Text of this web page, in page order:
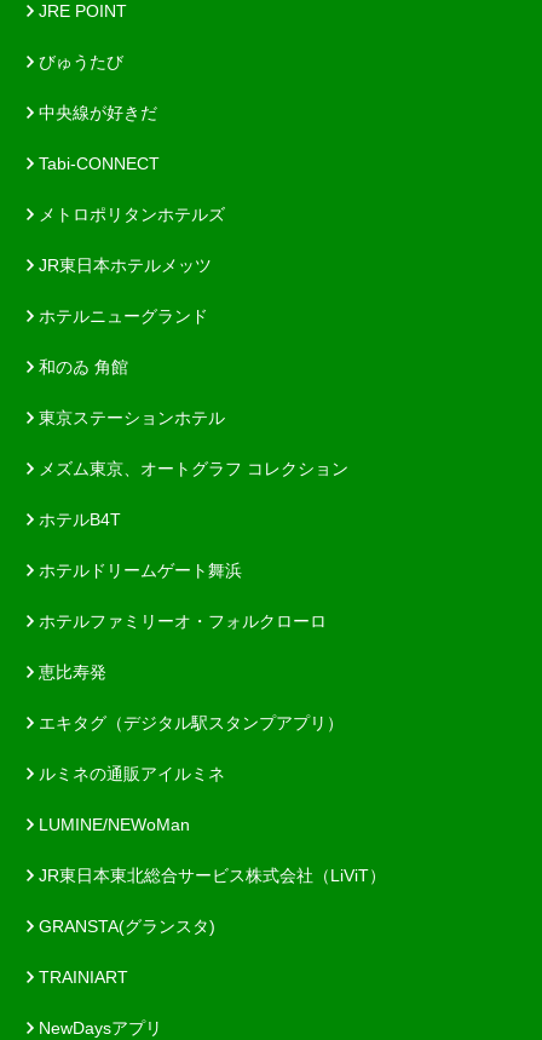
JRE POINT
びゅうたび
中央線が好きだ
Tabi-CONNECT
メトロポリタンホテルズ
JR東日本ホテルメッツ
ホテルニューグランド
和のゐ 角館
東京ステーションホテル
メズム東京、オートグラフ コレクション
ホテルB4T
ホテルドリームゲート舞浜
ホテルファミリーオ・フォルクローロ
恵比寿発
エキタグ（デジタル駅スタンプアプリ）
ルミネの通販アイルミネ
LUMINE/NEWoMan
JR東日本東北総合サービス株式会社（LiViT）
GRANSTA(グランスタ)
TRAINIART
NewDaysアプリ